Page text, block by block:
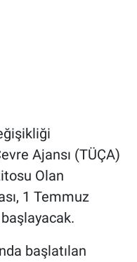
Ajansı (TÜÇA)
Olan
1 Temmuz
başlatılan